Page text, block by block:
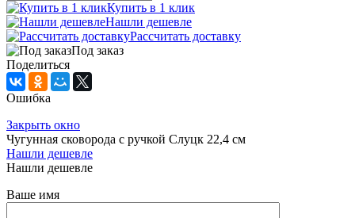
Купить в 1 клик
Нашли дешевле
Рассчитать доставку
Под заказ
Поделиться
Ошибка
Закрыть окно
Чугунная сковорода с ручкой Слуцк 22,4 см
Нашли дешевле
Нашли дешевле
Ваше имя